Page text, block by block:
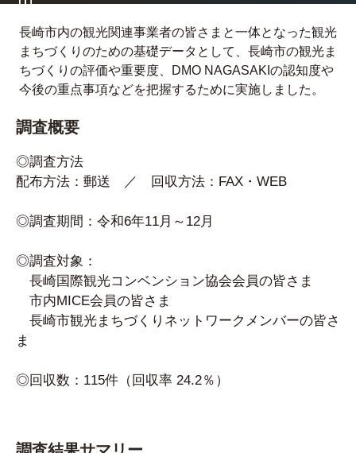
長崎市内の観光関連事業者の皆さまと一体となった観光
まちづくりのための基礎データとして、長崎市の観光ま
ちづくりの評価や重要度、DMO NAGASAKIの認知度や
今後の重点事項などを把握するために実施しました。
調査概要
◎調査方法
配布方法：郵送 ／ 回収方法：FAX・WEB
◎調査期間：令和6年11月～12月
◎調査対象：
長崎国際観光コンベンション協会会員の皆さま
市内MICE会員の皆さま
長崎市観光まちづくりネットワークメンバーの皆さ
ま
◎回収数：115件（回収率 24.2％）